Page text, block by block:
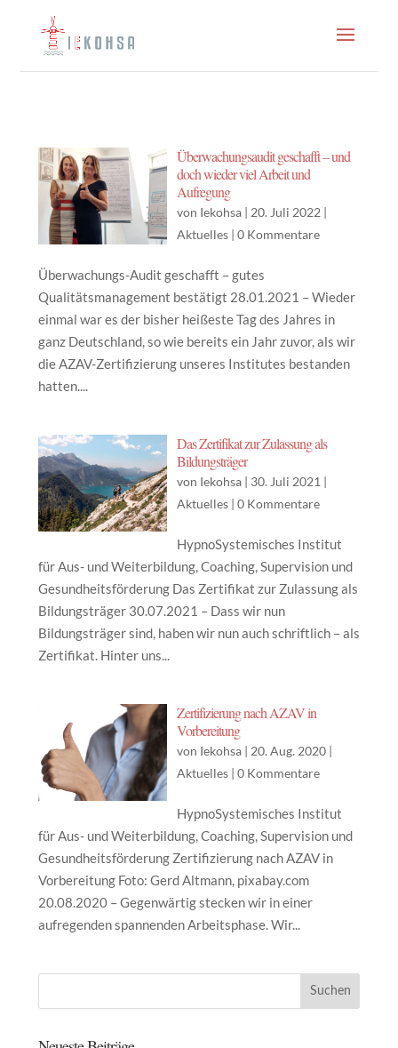
Überwachungsaudit geschafft – und
doch wieder viel Arbeit und
Aufregung
von Iekohsa| 20. Juli 2022 |
Aktuelles| 0 Kommentare
Überwachungs-Audit geschafft – gutes
Qualitätsmanagement bestätigt 28.01.2021 – Wieder
einmal war es der bisher heißeste Tag des Jahres in
ganz Deutschland, so wie bereits ein Jahr zuvor, als wir
die AZAV-Zertifizierung unseres Institutes bestanden
hatten....
Das Zertifikat zur Zulassung als
Bildungsträger
von Iekohsa| 30. Juli 2021 |
Aktuelles| 0 Kommentare
HypnoSystemisches Institut
für Aus- und Weiterbildung, Coaching, Supervision und
Gesundheitsförderung Das Zertifikat zur Zulassung als
Bildungsträger 30.07.2021 – Dass wir nun
Bildungsträger sind, haben wir nun auch schriftlich – als
Zertifikat. Hinter uns...
Zertifizierung nach AZAV in
Vorbereitung
von Iekohsa| 20. Aug. 2020|
Aktuelles| 0 Kommentare
HypnoSystemisches Institut
für Aus- und Weiterbildung, Coaching, Supervision und
Gesundheitsförderung Zertifizierung nach AZAV in
Vorbereitung Foto: Gerd Altmann, pixabay.com
20.08.2020 – Gegenwärtig stecken wir in einer
aufregenden spannenden Arbeitsphase. Wir...